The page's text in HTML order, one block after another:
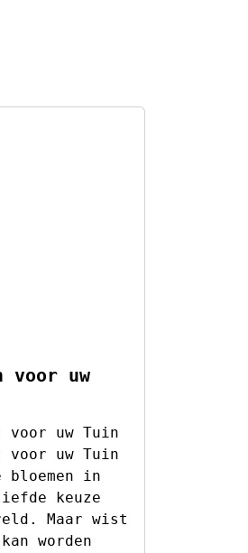
voor uw
voor uw Tuin
voor uw Tuin
bloemen in
keuze
Maar wist
worden